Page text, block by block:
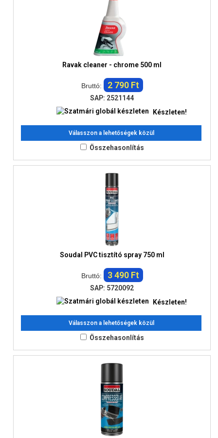
Ravak cleaner - chrome 500 ml
Bruttó: 2 790 Ft
SAP: 2521144
Készleten!
Válasszon a lehetőségek közül
Összehasonlítás
Soudal PVC tisztító spray 750 ml
Bruttó: 3 490 Ft
SAP: 5720092
Készleten!
Válasszon a lehetőségek közül
Összehasonlítás